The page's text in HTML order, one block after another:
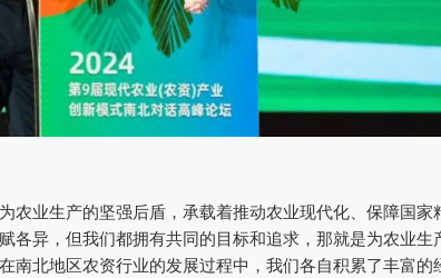
农业生产的坚强后盾，承载着推动农业现代化、保障国家
各异，但我们都拥有共同的目标和追求，那就是为农业生
南北地区农资行业的发展过程中，我们各自积累了丰富的